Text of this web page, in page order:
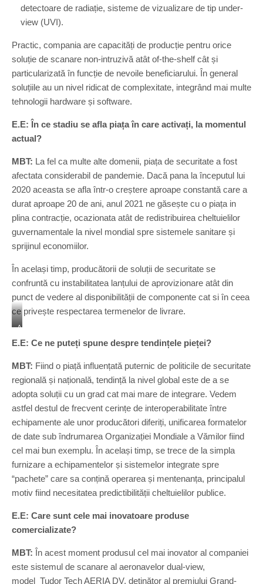
u
l
u
i
c
n
a
detectoare de radiație, sisteme de vizualizare de tip under-
view (UVI).
Practic, compania are capacități de producție pentru orice
soluție de scanare non-intruzivă atât of-the-shelf cât și
particularizată în funcție de nevoile beneficiarului. În general
soluțiile au un nivel ridicat de complexitate, integrând mai multe
tehnologii hardware și software.
E.E: În ce stadiu se afla piața în care activați, la momentul
actual?
MBT: La fel ca multe alte domenii, piața de securitate a fost
afectata considerabil de pandemie. Dacă pana la începutul lui
2020 aceasta se afla într-o creștere aproape constantă care a
durat aproape 20 de ani, anul 2021 ne găsește cu o piața in
plina contracție, ocazionata atât de redistribuirea cheltuielilor
guvernamentale la nivel mondial spre sistemele sanitare și
sprijinul economiilor.
În același timp, producătorii de soluții de securitate se
confruntă cu instabilitatea lanțului de aprovizionare atât din
punct de vedere al disponibilității de componente cat si în ceea
ce privește respectarea termenelor de livrare.
A
E
I
D
V
o
s
i
t
e
e
s
a
r
E
E.E: Ce ne puteți spune despre tendințele pieței?
MBT: Fiind o piață influențată puternic de politicile de securitate
regională și națională, tendință la nivel global este de a se
adopta soluții cu un grad cat mai mare de integrare. Vedem
astfel destul de frecvent cerințe de interoperabilitate între
echipamente ale unor producători diferiți, unificarea formatelor
de date sub îndrumarea Organizației Mondiale a Vămilor fiind
cel mai bun exemplu. În același timp, se trece de la simpla
furnizare a echipamentelor și sistemelor integrate spre
“pachete” care sa conțină operarea și mentenanța, principalul
motiv fiind necesitatea predictibilității cheltuielilor publice.
E.E: Care sunt cele mai inovatoare produse
comercializate?
MBT: În acest moment produsul cel mai inovator al companiei
este sistemul de scanare al aeronavelor dual-view,
model Tudor Tech AERIA DV, deținător al premiului Grand-